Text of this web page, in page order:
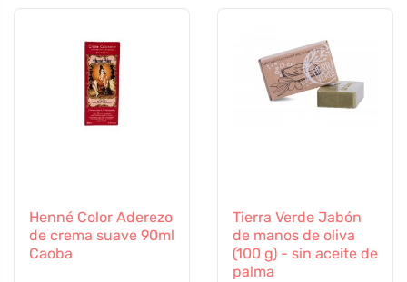
Henné Color Aderezo
de crema suave 90ml
Caoba
Tierra Verde Jabón
de manos de oliva
(100 g) - sin aceite de
palma